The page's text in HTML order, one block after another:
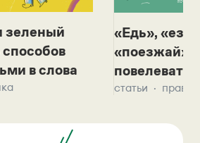
зеленый
в слова
«Едь»,
«поезжай»?
повелевать
статьи